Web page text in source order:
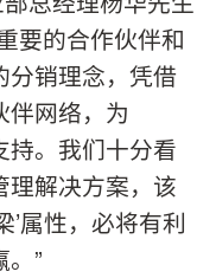
要的合作伙伴和
分销理念，凭借
伴网络，为
持。我们十分看
理解决方案，该
’属性，必将有利
”